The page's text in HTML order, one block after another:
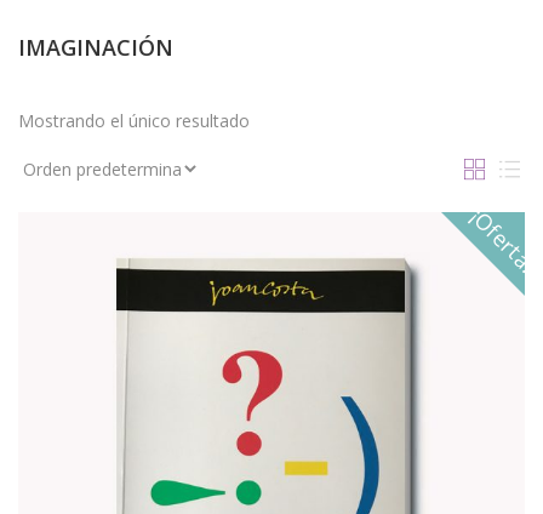
IMAGINACIÓN
Mostrando el único resultado
¡Oferta!